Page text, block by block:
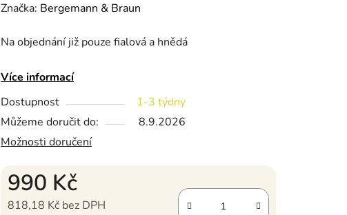
Značka: Bergemann & Braun
Na objednání již pouze fialová a hnědá
Více informací
Dostupnost
1-3 týdny
Můžeme doručit do:
8.9.2026
Možnosti doručení
990 Kč
818,18 Kč bez DPH